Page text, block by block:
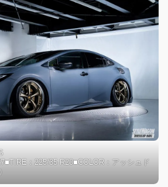
：225/35 R20■COLOR：アッシュド